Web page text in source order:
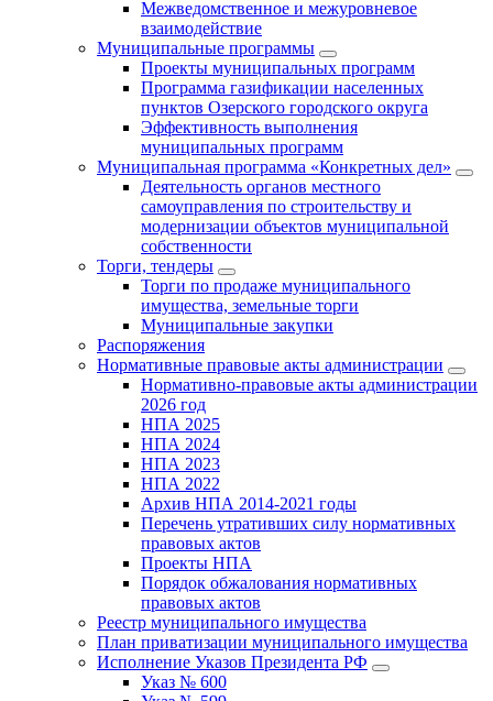
Межведомственное и межуровневое
взаимодействие
Муниципальные программы
Проекты муниципальных программ
Программа газификации населенных
пунктов Озерского городского округа
Эффективность выполнения
муниципальных программ
Муниципальная программа «Конкретных дел»
Деятельность органов местного
самоуправления по строительству и
модернизации объектов муниципальной
собственности
Торги, тендеры
Торги по продаже муниципального
имущества, земельные торги
Муниципальные закупки
Распоряжения
Нормативные правовые акты администрации
Нормативно-правовые акты администрации
2026 год
НПА 2025
НПА 2024
НПА 2023
НПА 2022
Архив НПА 2014-2021 годы
Перечень утративших силу нормативных
правовых актов
Проекты НПА
Порядок обжалования нормативных
правовых актов
Реестр муниципального имущества
План приватизации муниципального имущества
Исполнение Указов Президента РФ
Указ № 600